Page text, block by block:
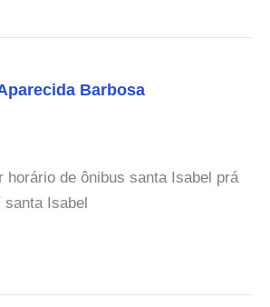
Barbosa
horário de ônibus santa Isabel prá
Isabel